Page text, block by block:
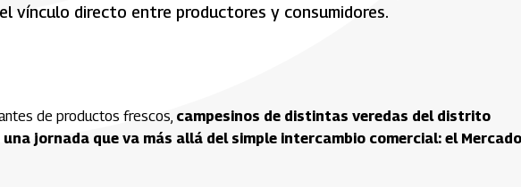
vínculo directo entre productores y consumidores.
de productos frescos, campesinos de distintas veredas del distrito
jornada que va más allá del simple intercambio comercial: el Mercado